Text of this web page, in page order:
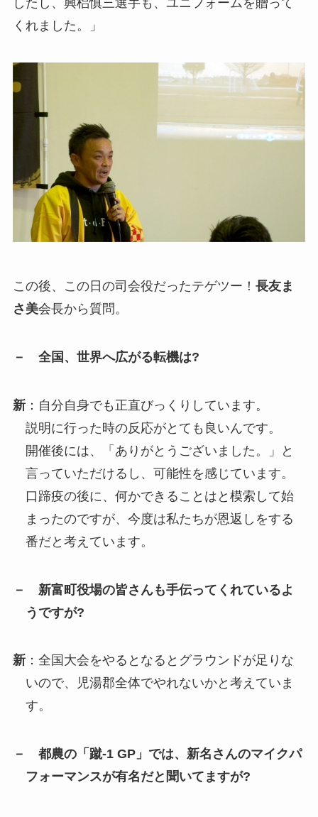
くれました。」
この後、この日の司会役だったテゲツー！ 長友ま
さ美会長から質問。
－ 全国、世界へ広がる転機は?
新：自分自身でも正直びっくりしています。
説明に行った時の反応がとても良いんです。
開催後には、「ありがとうございました。」と
言っていただけるし、可能性を感じています。
口蹄疫の後に、何かできることはと模索して始
まったのですが、今度は私たちが恩返しをする
番だと考えています。
－ 新富町役場の皆さんも手伝ってくれているよ
うですが?
新：全国大会をやるとなるとグラウンドが足りな
いので、児湯郡全体でやれないかと考えていま
す。
－ 都農の「蹴-1 GP」では、新名さんのマイクパ
フォーマンスが有名だと聞いてますが?